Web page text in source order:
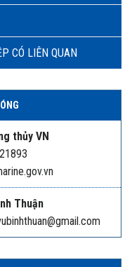
CÓ LIÊN QUAN
thủy VN
Thuận